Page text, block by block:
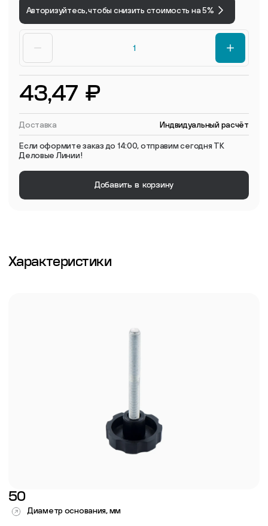
Авторизуйтесь, чтобы снизить стоимость на 5%
43,47 ₽
Доставка Индвидуальный расчёт
Если оформите заказ до 14:00, отправим сегодня ТК
Деловые Линии!
Добавить в корзину
Характеристики
50
Диаметр основания, мм